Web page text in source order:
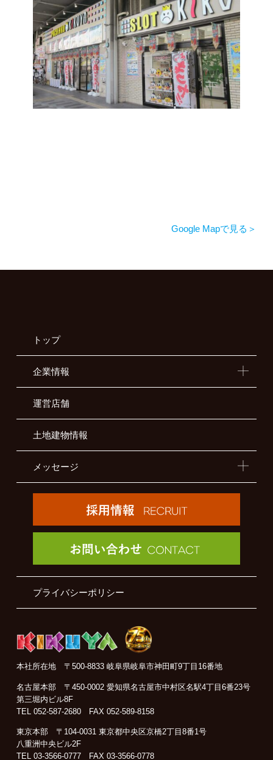
Google Mapで見る
トップ
企業情報
運営店舗
土地建物情報
メッセージ
プライバシーポリシー
本社所在地 〒500-8833 岐阜県岐阜市神田町9丁目16番地
名古屋本部
〒450-0002 愛知県名古屋市中村区名駅4丁目6番23号
第三堀内ビル8F
TEL 052-587-2680
FAX 052-589-8158
東京本部
〒104-0031 東京都中央区京橋2丁目8番1号
八重洲中央ビル2F
TEL 03-3566-0777
FAX 03-3566-0778